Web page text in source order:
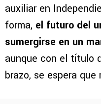
auxiliar en
forma, el futuro del
sumergirse en un
aunque con el título
brazo, se espera